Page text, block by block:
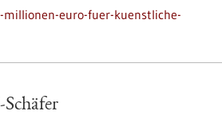
euro-fuer-kuenstliche-